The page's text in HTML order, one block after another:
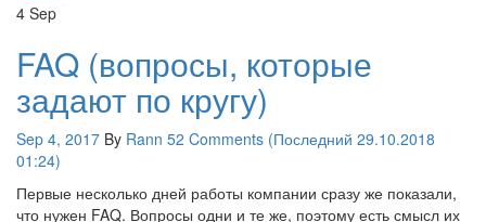
4 Sep
FAQ (вопросы, которые
задают по кругу)
Sep 4, 2017 By Rann 52 Comments (Последний 29.10.2018
01:24)
Первые несколько дней работы компании сразу же показали,
что нужен FAQ. Вопросы одни и те же, поэтому есть смысл их